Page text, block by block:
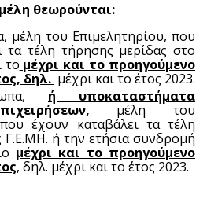
θεωρούνται:
μέλη του Επιμελητηρίου, που
τα τέλη τήρησης μερίδας στο
το μέχρι και το προηγούμενο
δηλ. μέχρι και το έτος 2023.
ή υποκαταστήματα
μέλη του
έχουν καταβάλει τα τέλη
Γ.Ε.ΜΗ. ή την ετήσια συνδρομή
μέχρι και το προηγούμενο
, δηλ. μέχρι και το έτος 2023.